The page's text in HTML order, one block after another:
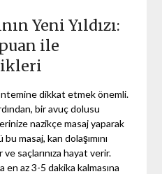
Yeni Yıldızı:
ile
dikkat etmek önemli.
bir avuç dolusu
nazikçe masaj yaparak
masaj, kan dolaşımını
saçlarınıza hayat verir.
en az 3-5 dakika kalmasına